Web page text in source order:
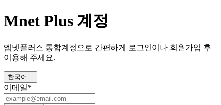
Mnet Plus 계정
엠넷플러스 통합계정으로 간편하게 로그인이나 회원가입 후
이용해 주세요.
한국어
이메일*